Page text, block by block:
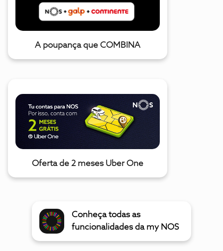
A poupança que COMBINA
Oferta de 2 meses Uber One
Conheça todas as
funcionalidades da my NOS